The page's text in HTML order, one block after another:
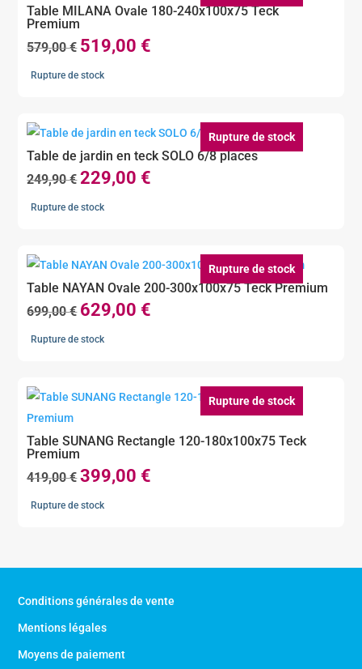
Table MILANA Ovale 180-240x100x75 Teck
Premium
579,00€ Le
prix
579,00 €.
519,00 €
519,00 €.
Rupture de stock
Rupture de stock
Table de jardin en teck SOLO 6/8 places
249,90€Le
prix
249,90 €.
229,00 €
229,00 €.
Rupture de stock
Rupture de stock
Table NAYAN Ovale 200-300x100x75 Teck Premium
699,00€ Le
prix
699,00 €.
629,00 €
629,00 €.
Rupture de stock
Rupture de stock
Table SUNANG Rectangle 120-180x100x75 Teck
Premium
419,00€Le
prix
399,00 €
Rupture de stock
Conditions générales de vente
Mentions légales
Moyens de paiement